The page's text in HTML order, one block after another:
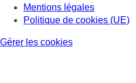
Mentions légales
Politique de cookies (UE)
Gérer les cookies